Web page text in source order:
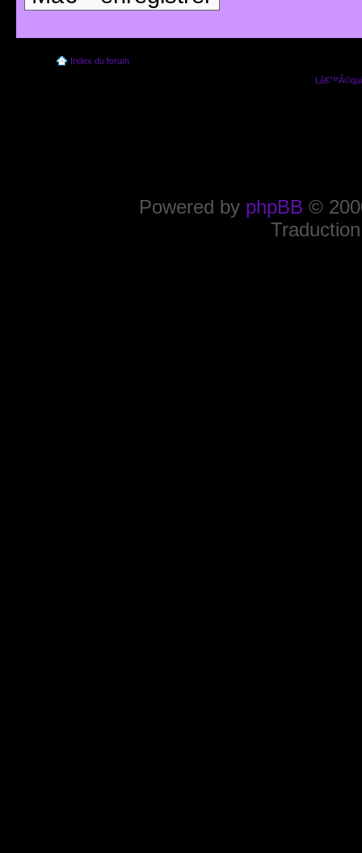
Index du forum
Powered by phpBB ©